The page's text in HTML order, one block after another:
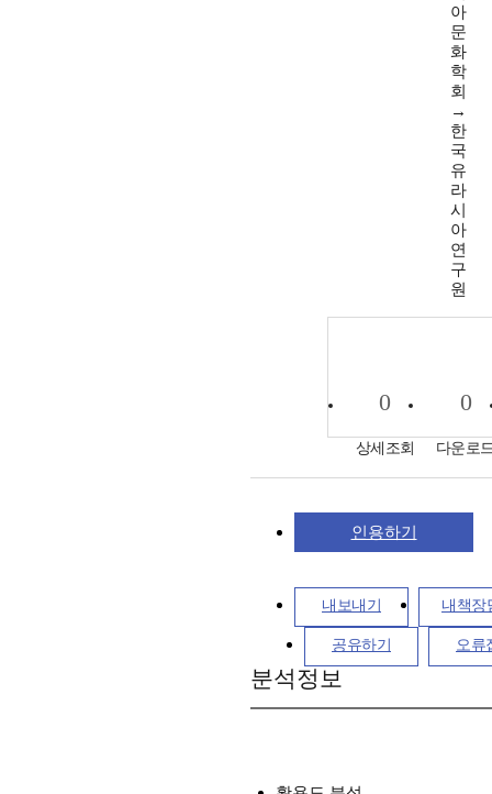
아
문
화
학
회
→
한
국
유
라
시
아
연
구
원
0
상세조회
0
다운로
인용하기
내보내기 내책장
공유하기 오류
분석정보